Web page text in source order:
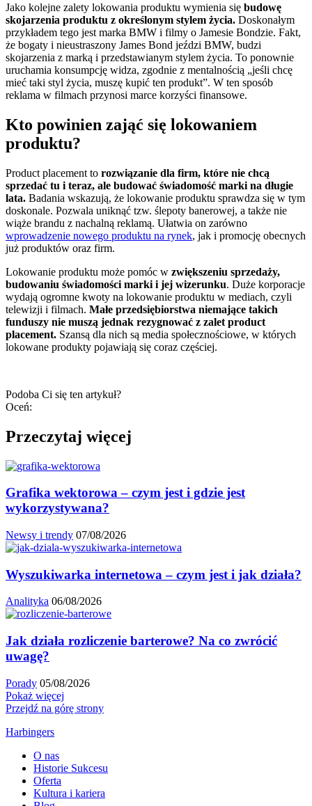
Jako kolejne zalety lokowania produktu wymienia się budowę
skojarzenia produktu z określonym stylem życia. Doskonałym
przykładem tego jest marka BMW i filmy o Jamesie Bondzie. Fakt,
że bogaty i nieustraszony James Bond jeździ BMW, budzi
skojarzenia z marką i przedstawianym stylem życia. To ponownie
uruchamia konsumpcję widza, zgodnie z mentalnością „jeśli chcę
mieć taki styl życia, muszę kupić ten produkt”. W ten sposób
reklama w filmach przynosi marce korzyści finansowe.
Kto powinien zająć się lokowaniem
produktu?
Product placement to rozwiązanie dla firm, które nie chcą
sprzedać tu i teraz, ale budować świadomość marki na długie
lata. Badania wskazują, że lokowanie produktu sprawdza się w tym
doskonale. Pozwala uniknąć tzw. ślepoty banerowej, a także nie
wiąże brandu z nachalną reklamą. Ułatwia on zarówno
wprowadzenie nowego produktu na rynek, jak i promocję obecnych
już produktów oraz firm.
Lokowanie produktu może pomóc w zwiększeniu sprzedaży,
budowaniu świadomości marki i jej wizerunku. Duże korporacje
wydają ogromne kwoty na lokowanie produktu w mediach, czyli
telewizji i filmach. Małe przedsiębiorstwa niemające takich
funduszy nie muszą jednak rezygnować z zalet product
placement. Szansą dla nich są media społecznościowe, w których
lokowane produkty pojawiają się coraz częściej.
Podoba Ci się ten artykuł?
Oceń:
Przeczytaj więcej
Grafika wektorowa – czym jest i gdzie jest
wykorzystywana?
Newsy i trendy 07/08/2026
Wyszukiwarka internetowa – czym jest i jak działa?
Analityka 06/08/2026
Jak działa rozliczenie barterowe? Na co zwrócić
uwagę?
Porady 05/08/2026
Pokaż więcej
Przejdź na górę strony
Harbingers
O nas
Historie Sukcesu
Oferta
Kultura i kariera